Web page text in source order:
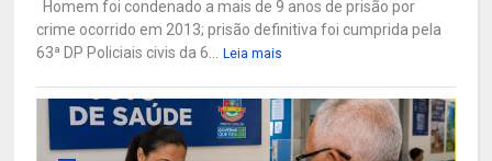
Homem foi condenado a mais de 9 anos de prisão por
crime ocorrido em 2013; prisão definitiva foi cumprida pela
63ª DP Policiais civis da 6...
Leia mais